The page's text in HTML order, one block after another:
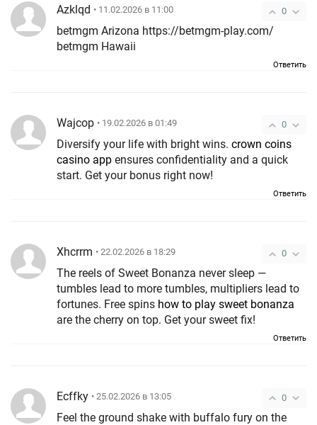
0
Azklqd • 11.02.2026 в 11:00
betmgm Arizona https://betmgm-play.com/
betmgm Hawaii
Ответить
0
Wajcop • 19.02.2026 в 01:49
Diversify your life with bright wins. crown coins
casino app ensures confidentiality and a quick
start. Get your bonus right now!
Ответить
0
Xhcrrm • 22.02.2026 в 18:29
The reels of Sweet Bonanza never sleep —
tumbles lead to more tumbles, multipliers lead to
fortunes. Free spins how to play sweet bonanza
are the cherry on top. Get your sweet fix!
Ответить
0
Ecffky • 25.02.2026 в 13:05
Feel the ground shake with buffalo fury on the